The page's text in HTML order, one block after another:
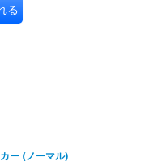
る
ー (ノーマル)